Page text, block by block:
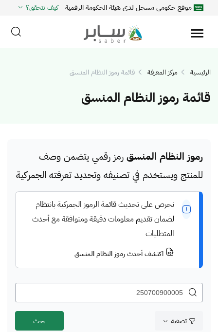
موقع حكومي مسجل لدى هيئة الحكومة الرقمية كيف تتحقق؟
الرئيسية مركز المعرفة قائمة رموز النظام المنسق
قائمة رموز النظام المنسق
رموز النظام المنسق رمز رقمي يتضمن وصف
للمنتج ويستخدم في تصنيفه وتحديد تعرفته الجمركية
نحرص على تحديث قائمة الرموز الجمركية بانتظام
لضمان تقديم معلومات دقيقة ومتوافقة مع أحدث
المتطلبات
اكتشف أحدث رموز النظام المنسق
تصفية